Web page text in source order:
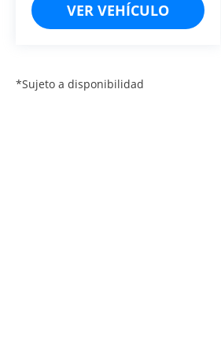
VER VEHÍCULO
*Sujeto a disponibilidad